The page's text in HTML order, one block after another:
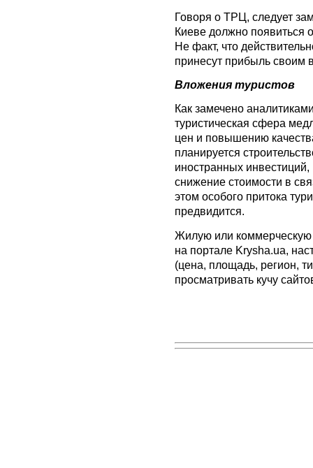
Говоря о ТРЦ, следует
Киеве должно появиться
Не факт, что
принесут прибыль своим
Вложения туристов
Как замечено
туристическая сфера
цен и повышению
планируется
иностранных инвестиций,
снижение стоимости в
этом особого притока
предвидится.
Жилую или коммерческую
на портале Krysha.ua,
(цена, площадь, регион,
просматривать кучу